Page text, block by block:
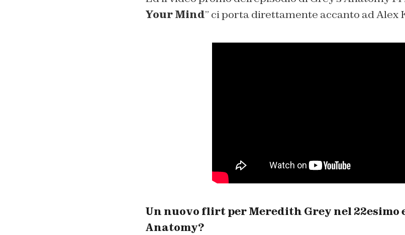
Your Mind” ci porta direttamente accanto ad Alex
Un nuovo flirt per Meredith Grey nel 22esimo
Anatomy?